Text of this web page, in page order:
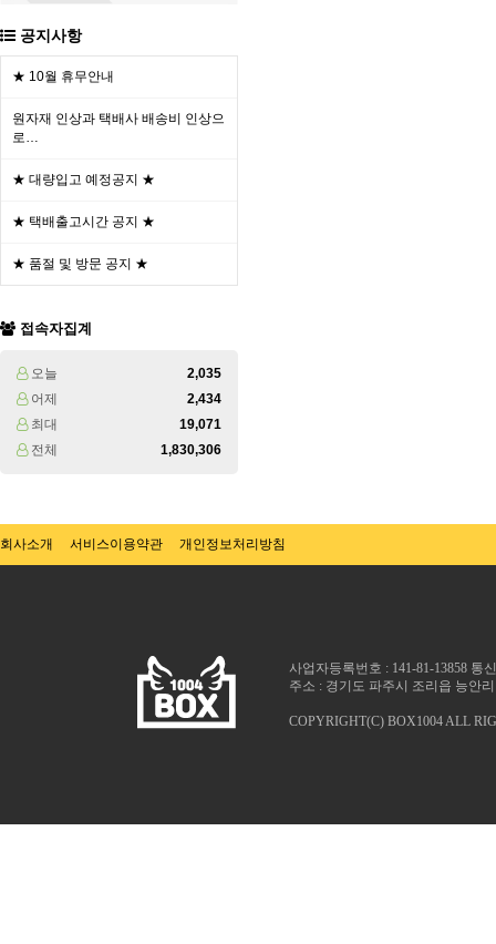
공지사항
★ 10월 휴무안내
원자재 인상과 택배사 배송비 인상으
로…
★ 대량입고 예정공지 ★
★ 택배출고시간 공지 ★
★ 품절 및 방문 공지 ★
접속자집계
오늘
2,035
어제
2,434
최대
19,071
전체
1,830,306
회사소개 서비스이용약관 개인정보처리방침
사업자등록번호 : 141-81-13858
주소 : 경기도 파주시 조리읍 능안
COPYRIGHT(C) BOX1004 ALL